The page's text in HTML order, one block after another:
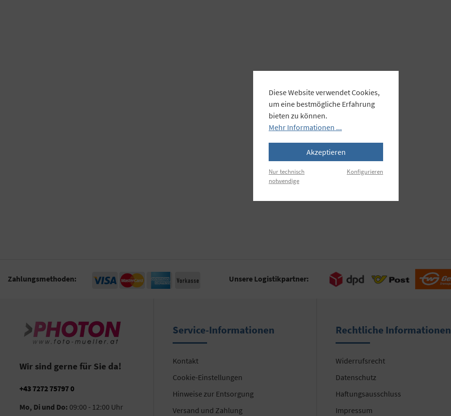
Zahlungsmethoden: Unsere Logistikpartner:
Wir sind gerne für Sie da!
+43 7272 75797 0
Mo, Di und Do: 09:00 - 12:00 Uhr
Service-Informationen
Kontakt
Cookie-Einstellungen
Hinweise zur Entsorgung
Versand und Zahlung
Rechtliche Informationen
Widerrufsrecht
Datenschutz
Haftungsausschluss
Impressum
Diese Website verwendet Cookies,
um eine bestmögliche Erfahrung
bieten zu können.
Mehr Informationen ...
Akzeptieren
Nur technisch
notwendige
Konfigurieren